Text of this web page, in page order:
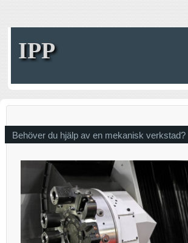
IPP
Behöver du hjälp av en mekanisk verkstad?